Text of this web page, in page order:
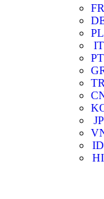
FR
PL
IT
PT
JP
ID
HI